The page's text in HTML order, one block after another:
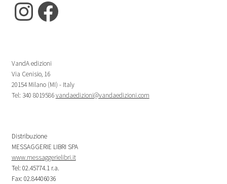
Instagram
Facebook
VandA edizioni
Via Cenisio, 16
20154 Milano (MI) - Italy
Tel: 340 8019586vandaedizioni@vandaedizioni.com
Distribuzione
MESSAGGERIE LIBRI SPA
www.messaggerielibri.it
Tel: 02.45774.1 r.a.
Fax: 02.84406036